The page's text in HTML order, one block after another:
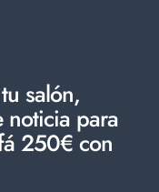
salón,
noticia para
250€ con